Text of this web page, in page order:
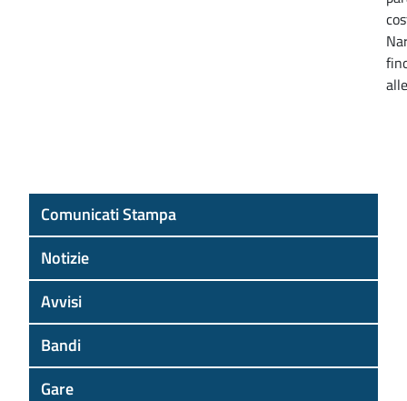
Comunicati Stampa
Notizie
Avvisi
Bandi
Gare